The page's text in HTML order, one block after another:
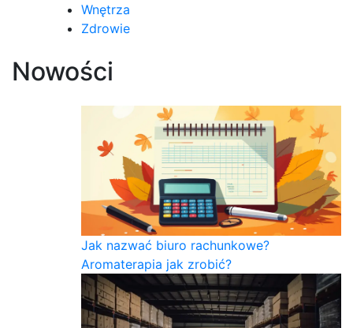
Wnętrza
Zdrowie
Nowości
Jak nazwać biuro rachunkowe?
Aromaterapia jak zrobić?